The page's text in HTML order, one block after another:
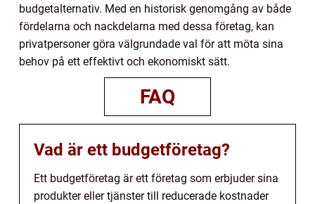
budgetalternativ. Med en historisk genomgång av både
fördelarna och nackdelarna med dessa företag, kan
privatpersoner göra välgrundade val för att möta sina
behov på ett effektivt och ekonomiskt sätt.
FAQ
Vad är ett budgetföretag?
Ett budgetföretag är ett företag som erbjuder sina
produkter eller tjänster till reducerade kostnader